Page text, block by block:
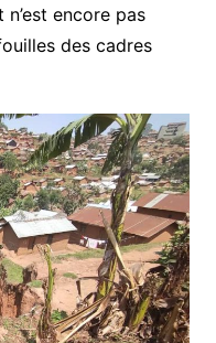
encore pas
des cadres